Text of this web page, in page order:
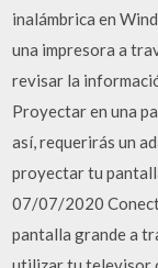
inalámbrica en
una impresora a
revisar la
Proyectar en una
así, requerirás un
proyectar tu
07/07/2020
pantalla grande a